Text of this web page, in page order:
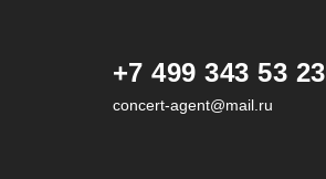
+7 499 343 53 23
concert-agent@mail.ru